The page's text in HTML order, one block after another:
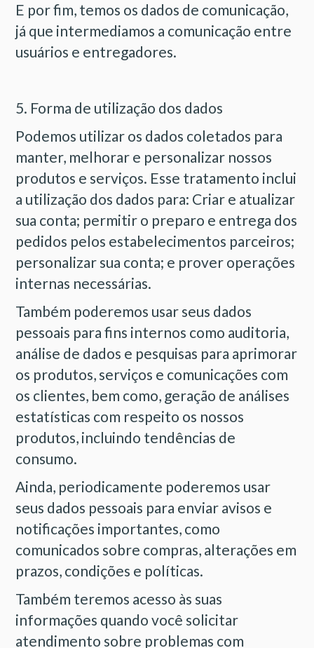
E por fim, temos os dados de comunicação,
já que intermediamos a comunicação entre
usuários e entregadores.
5. Forma de utilização dos dados
Podemos utilizar os dados coletados para
manter, melhorar e personalizar nossos
produtos e serviços. Esse tratamento inclui
a utilização dos dados para: Criar e atualizar
sua conta; permitir o preparo e entrega dos
pedidos pelos estabelecimentos parceiros;
personalizar sua conta; e prover operações
internas necessárias.
Também poderemos usar seus dados
pessoais para fins internos como auditoria,
análise de dados e pesquisas para aprimorar
os produtos, serviços e comunicações com
os clientes, bem como, geração de análises
estatísticas com respeito os nossos
produtos, incluindo tendências de
consumo.
Ainda, periodicamente poderemos usar
seus dados pessoais para enviar avisos e
notificações importantes, como
comunicados sobre compras, alterações em
prazos, condições e políticas.
Também teremos acesso às suas
informações quando você solicitar
atendimento sobre problemas com